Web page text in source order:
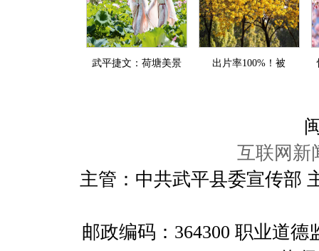
武平捷文：荷塘美景 出片率100%！被
互联网新
主管：中共武平县委宣传部
邮政编码：364300 职业道